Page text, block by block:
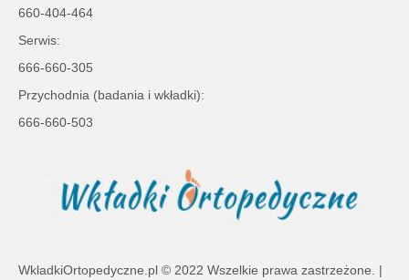
660-404-464
Serwis:
666-660-305
Przychodnia (badania i wkładki):
666-660-503
WkladkiOrtopedyczne.pl © 2022 Wszelkie prawa zastrzeżone. |